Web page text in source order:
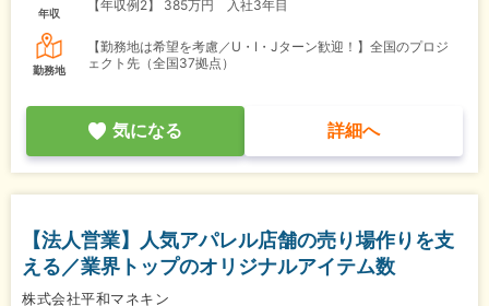
年収
【年収例2】
385万円 入社3年目
勤務地
【勤務地は希望を考慮／U・I・Jターン歓迎！】全国のプロジ
ェクト先（全国37拠点）
気になる 詳細へ
【法人営業】人気アパレル店舗の売り場作りを支
える／業界トップのオリジナルアイテム数
株式会社平和マネキン